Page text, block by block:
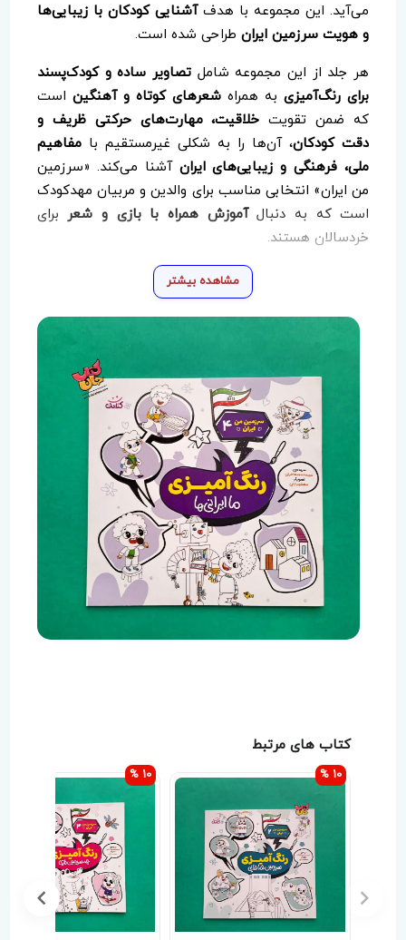
می‌آید. این مجموعه با هدفآشنایی کودکان با زیبایی‌ها
و هویت سرزمین ایرانطراحی شده است.
هر جلد از این مجموعه شاملتصاویر ساده و کودک‌پسند
برای رنگ‌آمیزیبه همراه شعرهای کوتاه و آهنگین است
که ضمن تقویت خلاقیت، مهارت‌های حرکتی ظریف و
دقت کودکان، آن‌ها را به شکلی غیرمستقیم بامفاهیم
ملی، فرهنگی و زیبایی‌های ایران آشنا می‌کند. «سرزمین
من ایران» انتخابی مناسب برای والدین و مربیان مهدکودک
است که به دنبالآموزش همراه با بازی و شعر
برای
خردسالان هستند.
مشاهده بیشتر
کتاب های مرتبط
10 %
10 %